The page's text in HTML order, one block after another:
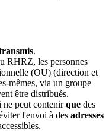
.
RHRZ, les personnes
(OU) (direction et
mêmes, via un groupe
être distribués.
peut contenirque des
l'envoi à des adresses